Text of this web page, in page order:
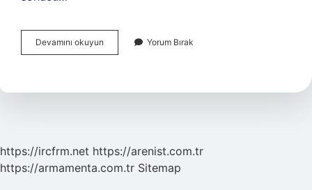
Devamını okuyun Arapçada
Ayin
Yorum Bırak
https://ircfrm.net https://arenist.com.tr
https://armamenta.com.tr Sitemap